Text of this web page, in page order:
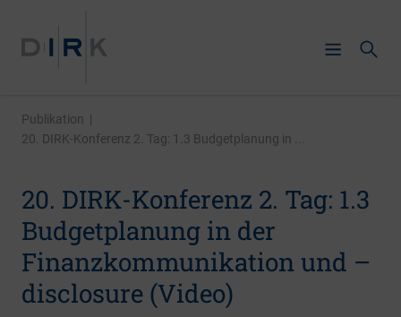
Publikation |
20. DIRK-Konferenz 2. Tag: 1.3 Budgetplanung in ...
20. DIRK-Konferenz 2. Tag: 1.3
Budgetplanung in der
Finanzkommunikation und –
disclosure (Video)